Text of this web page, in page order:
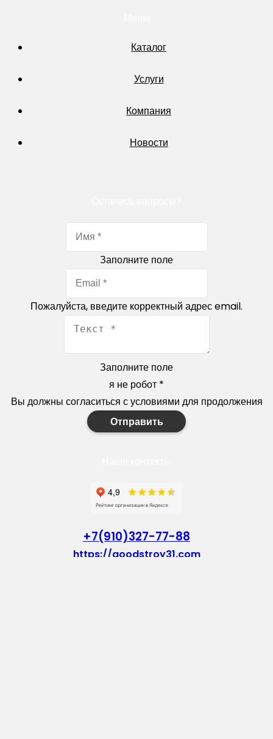
Каталог
Услуги
Компания
Новости
Заполните поле
Пожалуйста, введите корректный адрес email.
Заполните поле
я не робот *
Вы должны согласиться с условиями для продолжения
Отправить
+7(910)327-77-88
https://goodstroy31.com